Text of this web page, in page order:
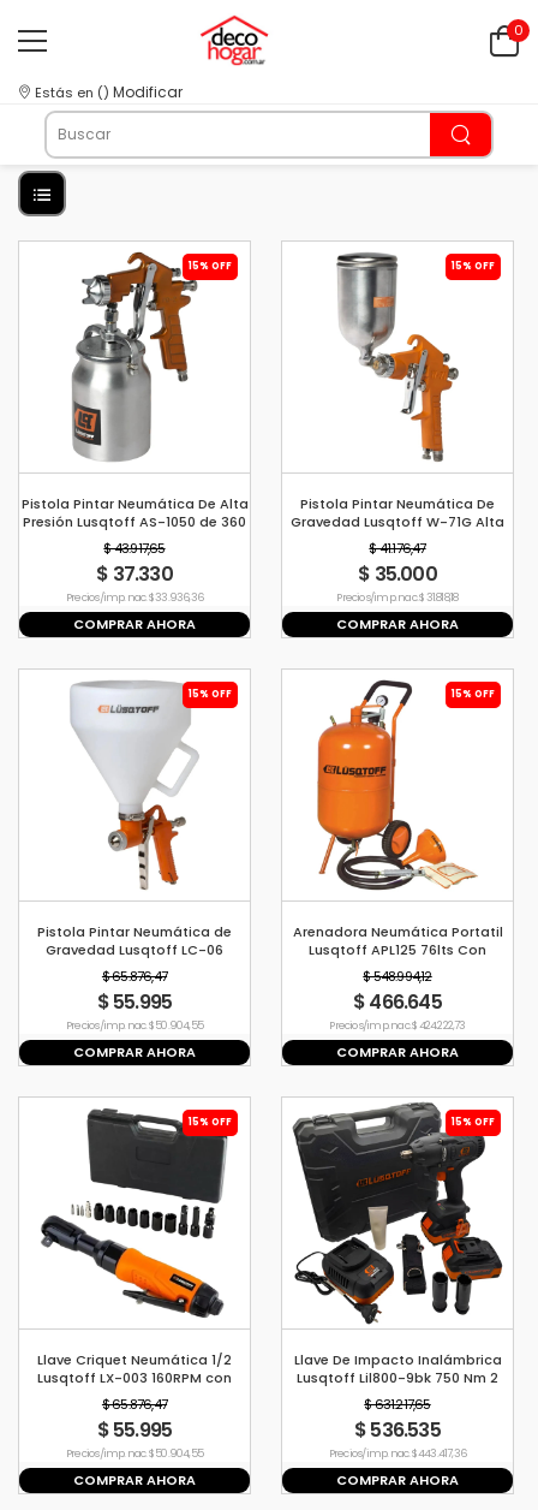
0
Estás en () Modificar
15% OFF
Pistola Pintar Neumática De Alta
Presión Lusqtoff AS-1050 de 360
l/m
$ 43.917,65
$ 37.330
Precio s/imp. nac. $ 33.936,36
COMPRAR AHORA
15% OFF
Pistola Pintar Neumática De
Gravedad Lusqtoff W-71G Alta
Presión
$ 41.176,47
$ 35.000
Precio s/imp. nac. $ 31.818,18
COMPRAR AHORA
15% OFF
Pistola Pintar Neumática de
Gravedad Lusqtoff LC-06
Texturados
$ 65.876,47
$ 55.995
Precio s/imp. nac. $ 50.904,55
COMPRAR AHORA
15% OFF
Arenadora Neumática Portatil
Lusqtoff APL125 76lts Con
Ruedas Y Boquilla
$ 548.994,12
$ 466.645
Precio s/imp. nac. $ 424.222,73
COMPRAR AHORA
15% OFF
Llave Criquet Neumática 1/2
Lusqtoff LX-003 160RPM con
Maletín
$ 65.876,47
$ 55.995
Precio s/imp. nac. $ 50.904,55
COMPRAR AHORA
15% OFF
Llave De Impacto Inalámbrica
Lusqtoff Lil800-9bk 750 Nm 2
Baterias Maletín
$ 631.217,65
$ 536.535
Precio s/imp. nac. $ 443.417,36
COMPRAR AHORA